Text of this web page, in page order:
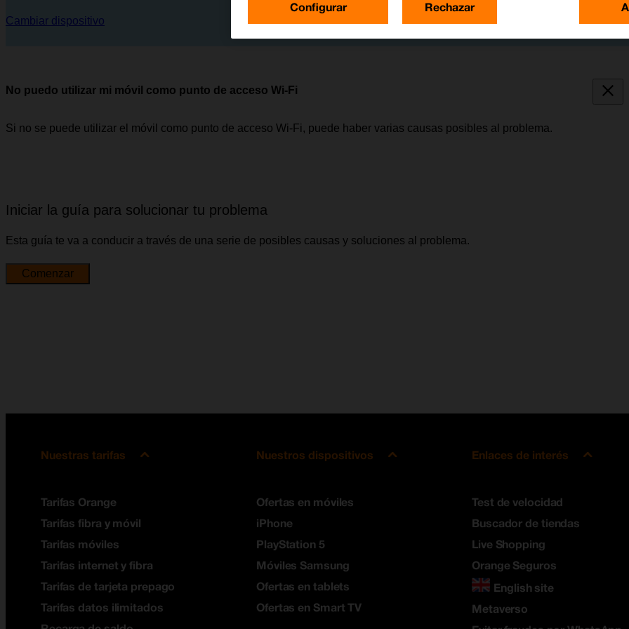
Cambiar dispositivo
No puedo utilizar mi móvil como punto de acceso Wi-Fi
Si no se puede utilizar el móvil como punto de acceso Wi-Fi, puede haber varias causas posibles al problema.
Iniciar la guía para solucionar tu problema
Esta guía te va a conducir a través de una serie de posibles causas y soluciones al problema.
Comenzar
Nuestras tarifas
Tarifas Orange
Tarifas fibra y móvil
Tarifas móviles
Tarifas internet y fibra
Tarifas de tarjeta prepago
Tarifas datos ilimitados
Nuestros dispositivos
Ofertas en móviles
iPhone
PlayStation 5
Móviles Samsung
Ofertas en tablets
Ofertas en Smart TV
Enlaces de interés
Test de velocidad
Buscador de tiendas
Live Shopping
Orange Seguros
English site
Metaverso
Configurar Rechazar